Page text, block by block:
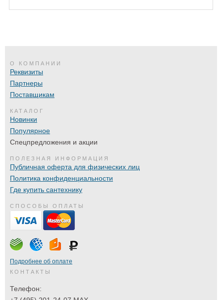
О КОМПАНИИ
Реквизиты
Партнеры
Поставщикам
КАТАЛОГ
Новинки
Популярное
Спецпредложения и акции
ПОЛЕЗНАЯ ИНФОРМАЦИЯ
Публичная оферта для физических лиц
Политика конфиденциальности
Где купить сантехнику
СПОСОБЫ ОПЛАТЫ
Подробнее об оплате
КОНТАКТЫ
Телефон: